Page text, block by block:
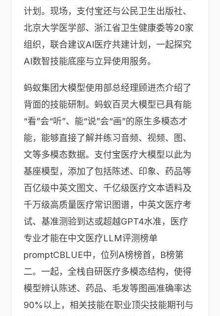
计划。现场，支付宝还与公民卫生出版社、
北京大学医学部、浙江省卫生健康委等20家
组织，联合建议AI医疗共建计划，一起探究
AI数智技能底座与立异使用服务。
蚂蚁集团大模型使用部总经理顾进杰介绍了
背面的技能研制。蚂蚁百灵大模型已具有能
“看”会“听”、能“说”会“画”的原生多模态才
能，能够直接了解并练习音频、视频、图、
文等多模态数据。支付宝医疗大模型以此为
基座模型，添加了包括陈述、印象、药品等
百亿级中英文图文、千亿级医疗文本语料及
千万级高质量医疗常识图谱，中英文医疗考
试、基准测验到达或超越GPT4水准，医疗
专业才能在中文医疗LLM评测榜单
promptCBLUE中，位列A榜榜首，B榜第
二。一起，全栈自研医疗多模态结构，使得
模型辨认陈述、药品、毛发等图画准确率达
90%以上，相关技能在职业顶尖技能期刊与